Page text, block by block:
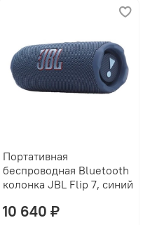
Портативная
беспроводная Bluetooth
колонка JBL Flip 7, синий
10 640 ₽